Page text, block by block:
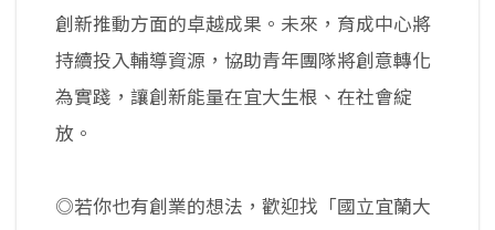
創新推動方面的卓越成果。未來，育成中心將
持續投入輔導資源，協助青年團隊將創意轉化
為實踐，讓創新能量在宜大生根、在社會綻
放。
◎若你也有創業的想法，歡迎找「國立宜蘭大